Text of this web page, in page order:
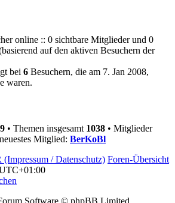
online :: 0 sichtbare Mitglieder und 0
auf den aktiven Besuchern der
bei 6 Besuchern, die am 7. Jan 2008,
waren.
• Themen insgesamt 1038 • Mitglieder
Mitglied: BerKoBl
/ Datenschutz) Foren-Übersicht